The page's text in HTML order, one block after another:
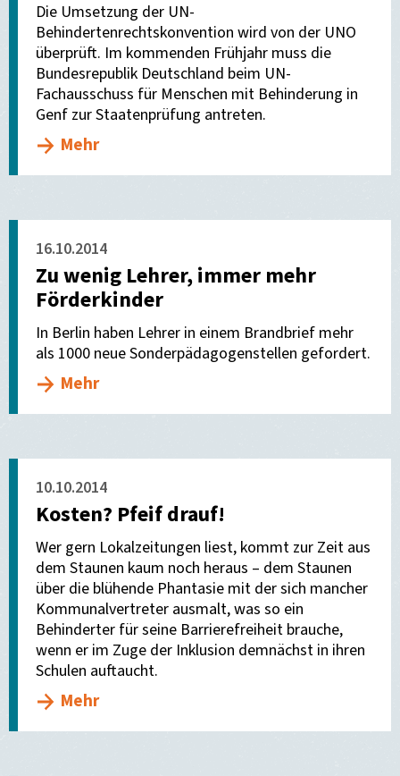
Die Umsetzung der UN-
Behindertenrechtskonvention wird von der UNO
überprüft. Im kommenden Frühjahr muss die
Bundesrepublik Deutschland beim UN-
Fachausschuss für Menschen mit Behinderung in
Genf zur Staatenprüfung antreten.
Mehr
16.10.2014
Zu wenig Lehrer, immer mehr
Förderkinder
In Berlin haben Lehrer in einem Brandbrief mehr
als 1000 neue Sonderpädagogenstellen gefordert.
Mehr
10.10.2014
Kosten? Pfeif drauf!
Wer gern Lokalzeitungen liest, kommt zur Zeit aus
dem Staunen kaum noch heraus – dem Staunen
über die blühende Phantasie mit der sich mancher
Kommunalvertreter ausmalt, was so ein
Behinderter für seine Barrierefreiheit brauche,
wenn er im Zuge der Inklusion demnächst in ihren
Schulen auftaucht.
Mehr